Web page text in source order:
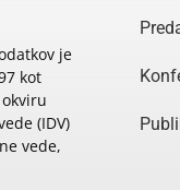
je
kot
(IDV)
vede,